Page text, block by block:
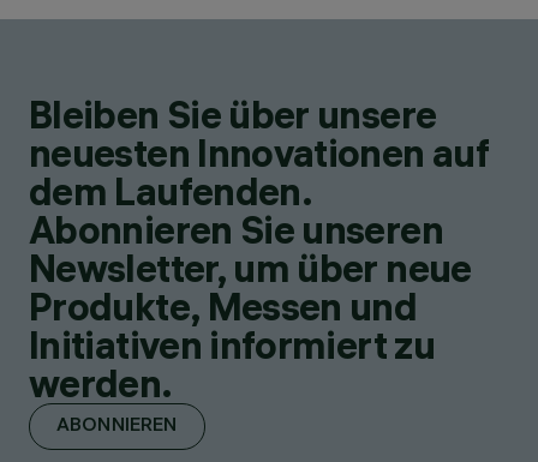
Bleiben Sie über unsere
neuesten Innovationen auf
dem Laufenden.
Abonnieren Sie unseren
Newsletter, um über neue
Produkte, Messen und
Initiativen informiert zu
werden.
ABONNIEREN